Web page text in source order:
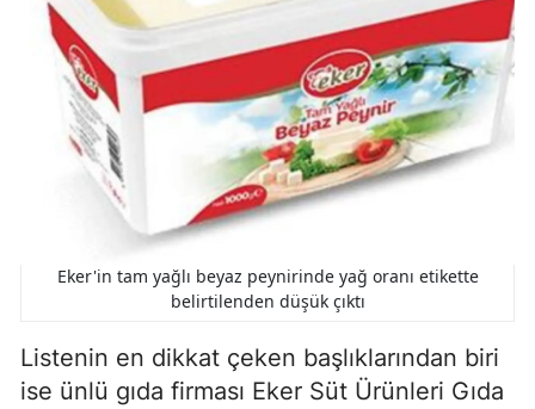
Eker'in tam yağlı beyaz peynirinde yağ oranı etikette
belirtilenden düşük çıktı
Listenin en dikkat çeken başlıklarından biri
ise ünlü gıda firması Eker Süt Ürünleri Gıda